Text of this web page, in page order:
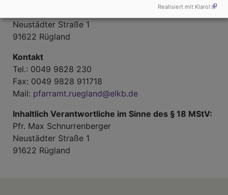
Neustädter Straße 1
91622 Rügland
Kontakt
Tel.: 0049 9828 230
Fax: 0049 9828 911718
Mail: pfarramt.ruegland@elkb.de
Inhaltlich Verantwortliche im Sinne des § 18 MStV:
Pfr. Max Schnurrenberger
Neustädter Straße 1
91622 Rügland
Realisiert mit Klaro!